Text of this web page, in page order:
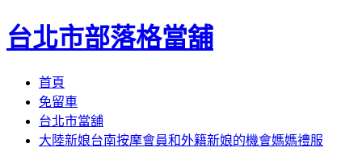
台北市部落格當舖
首頁
免留車
台北市當舖
大陸新娘台南按摩會員和外籍新娘的機會媽媽禮服